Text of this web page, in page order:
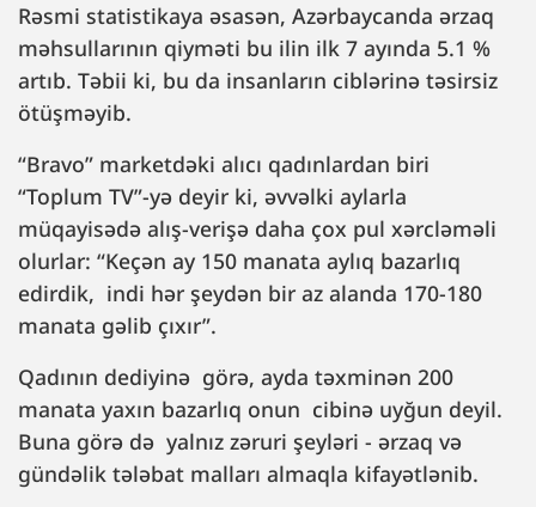
Rəsmi statistikaya əsasən, Azərbaycanda ərzaq
məhsullarının qiyməti bu ilin ilk 7 ayında 5.1 %
artıb. Təbii ki, bu da insanların ciblərinə təsirsiz
ötüşməyib.
“Bravo” marketdəki alıcı qadınlardan biri
“Toplum TV”-yə deyir ki, əvvəlki aylarla
müqayisədə alış-verişə daha çox pul xərcləməli
olurlar: “Keçən ay 150 manata aylıq bazarlıq
edirdik, indi hər şeydən bir az alanda 170-180
manata gəlib çıxır”.
Qadının dediyinə görə, ayda təxminən 200
manata yaxın bazarlıq onun cibinə uyğun deyil.
Buna görə də yalnız zəruri şeyləri - ərzaq və
gündəlik tələbat malları almaqla kifayətlənib.